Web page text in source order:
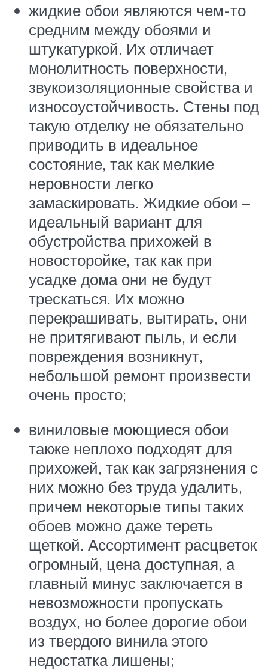
жидкие обои являются чем-то
средним между обоями и
штукатуркой. Их отличает
монолитность поверхности,
звукоизоляционные свойства и
износоустойчивость. Стены под
такую отделку не обязательно
приводить в идеальное
состояние, так как мелкие
неровности легко
замаскировать. Жидкие обои –
идеальный вариант для
обустройства прихожей в
новосторойке, так как при
усадке дома они не будут
трескаться. Их можно
перекрашивать, вытирать, они
не притягивают пыль, и если
повреждения возникнут,
небольшой ремонт произвести
очень просто;
виниловые моющиеся обои
также неплохо подходят для
прихожей, так как загрязнения с
них можно без труда удалить,
причем некоторые типы таких
обоев можно даже тереть
щеткой. Ассортимент расцветок
огромный, цена доступная, а
главный минус заключается в
невозможности пропускать
воздух, но более дорогие обои
из твердого винила этого
недостатка лишены;